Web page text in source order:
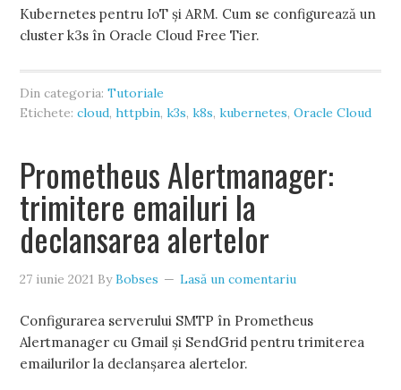
Kubernetes pentru IoT și ARM. Cum se configurează un
cluster k3s în Oracle Cloud Free Tier.
Din categoria:Tutoriale
Etichete:cloud,httpbin,k3s,k8s,kubernetes,Oracle Cloud
Prometheus Alertmanager:
trimitere emailuri la
declansarea alertelor
27 iunie 2021 ByBobses Lasă un comentariu
Configurarea serverului SMTP în Prometheus
Alertmanager cu Gmail și SendGrid pentru trimiterea
emailurilor la declanșarea alertelor.